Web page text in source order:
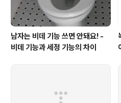
남자는 비데 기능 쓰면 안돼요! -
비데 기능과 세정 기능의 차이